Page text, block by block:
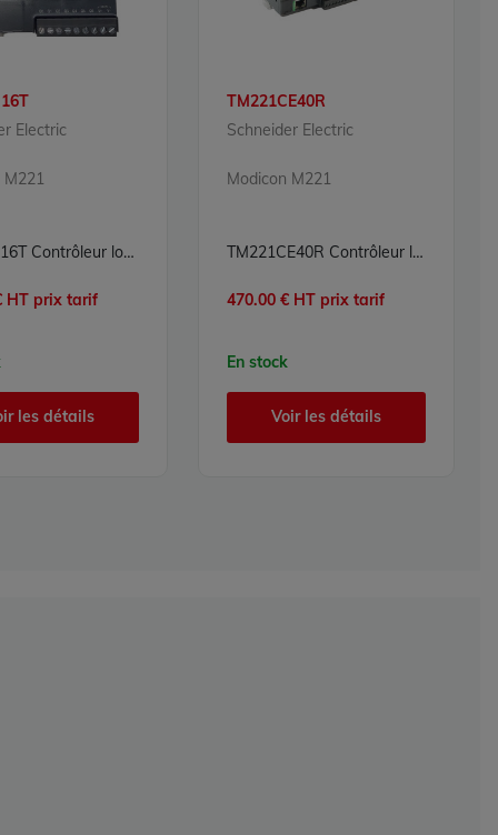
Electric
M221
TM221C16T Contrôleur logique Modicon M221 Schneider Electric
HT prix tarif
les détails
TM221CE40R
Schneider Electric
Modicon M221
TM221CE40R Contrôleur logique Modicon M221 Schneider Electric
470.00 € HT prix tarif
En stock
Voir les détails